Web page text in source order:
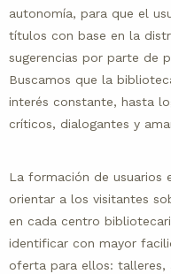
autonomía, para que el
títulos con base en la
sugerencias por parte de
Buscamos que la
interés constante, hasta
críticos, dialogantes y
La formación de usuarios
orientar a los visitantes
en cada centro
identificar con mayor
oferta para ellos: talleres,